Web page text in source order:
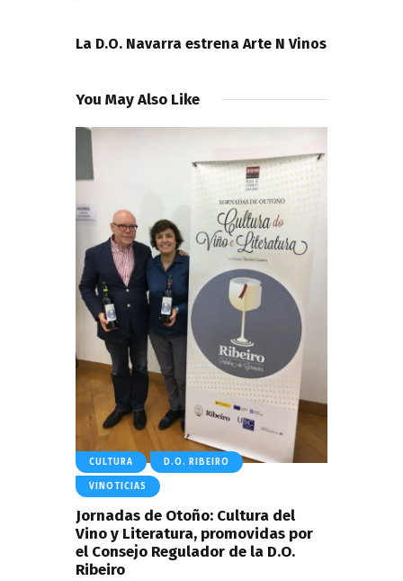
La D.O. Navarra estrena Arte N Vinos
You May Also Like
CULTURA D.O. RIBEIRO
VINOTICIAS
Jornadas de Otoño: Cultura del
Vino y Literatura, promovidas por
el Consejo Regulador de la D.O.
Ribeiro